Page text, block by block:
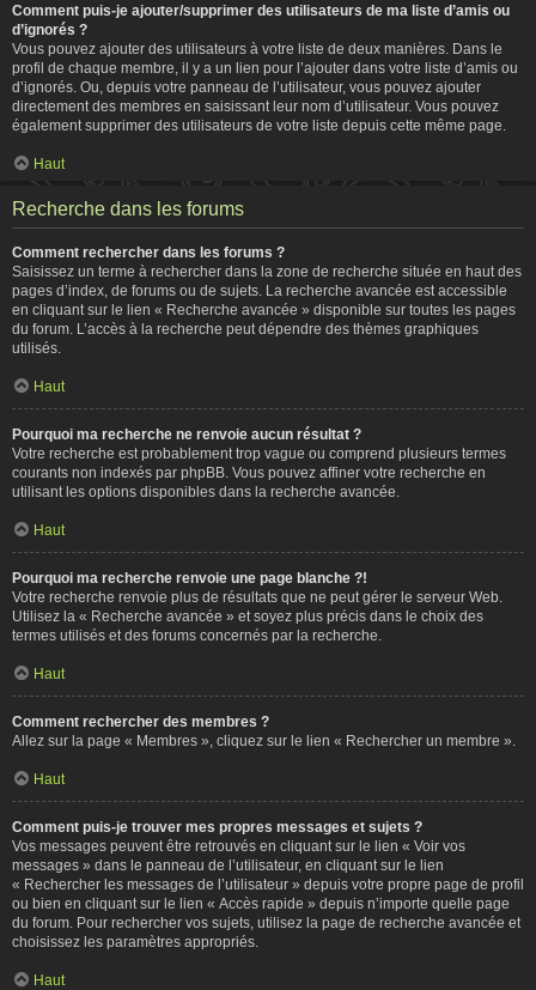
Comment puis-je ajouter/supprimer des utilisateurs de ma liste d’amis ou
d’ignorés ?
Vous pouvez ajouter des utilisateurs à votre liste de deux manières. Dans le
profil de chaque membre, il y a un lien pour l’ajouter dans votre liste d’amis ou
d’ignorés. Ou, depuis votre panneau de l’utilisateur, vous pouvez ajouter
directement des membres en saisissant leur nom d’utilisateur. Vous pouvez
également supprimer des utilisateurs de votre liste depuis cette même page.
Haut
Recherche dans les forums
Comment rechercher dans les forums ?
Saisissez un terme à rechercher dans la zone de recherche située en haut des
pages d’index, de forums ou de sujets. La recherche avancée est accessible
en cliquant sur le lien « Recherche avancée » disponible sur toutes les pages
du forum. L’accès à la recherche peut dépendre des thèmes graphiques
utilisés.
Haut
Pourquoi ma recherche ne renvoie aucun résultat ?
Votre recherche est probablement trop vague ou comprend plusieurs termes
courants non indexés par phpBB. Vous pouvez affiner votre recherche en
utilisant les options disponibles dans la recherche avancée.
Haut
Pourquoi ma recherche renvoie une page blanche ?!
Votre recherche renvoie plus de résultats que ne peut gérer le serveur Web.
Utilisez la « Recherche avancée » et soyez plus précis dans le choix des
termes utilisés et des forums concernés par la recherche.
Haut
Comment rechercher des membres ?
Allez sur la page « Membres », cliquez sur le lien « Rechercher un membre ».
Haut
Comment puis-je trouver mes propres messages et sujets ?
Vos messages peuvent être retrouvés en cliquant sur le lien « Voir vos
messages » dans le panneau de l’utilisateur, en cliquant sur le lien
« Rechercher les messages de l’utilisateur » depuis votre propre page de profil
ou bien en cliquant sur le lien « Accès rapide » depuis n’importe quelle page
du forum. Pour rechercher vos sujets, utilisez la page de recherche avancée et
choisissez les paramètres appropriés.
Haut